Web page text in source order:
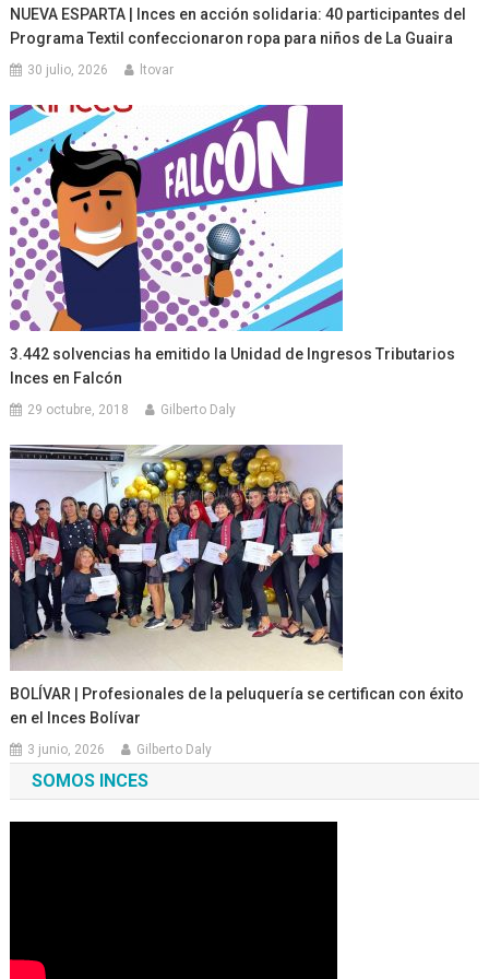
NUEVA ESPARTA | Inces en acción solidaria: 40 participantes del
Programa Textil confeccionaron ropa para niños de La Guaira
30 julio, 2026 ltovar
3.442 solvencias ha emitido la Unidad de Ingresos Tributarios
Inces en Falcón
29 octubre, 2018 Gilberto Daly
BOLÍVAR | Profesionales de la peluquería se certifican con éxito
en el Inces Bolívar
3 junio, 2026 Gilberto Daly
SOMOS INCES